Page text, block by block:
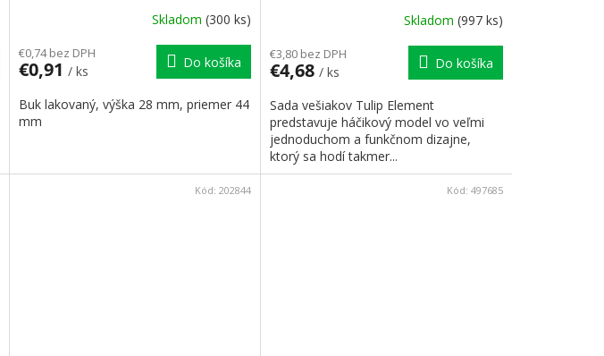
Skladom (300 ks)
€0,74 bez DPH
€0,91 / ks
Do košíka
Buk lakovaný, výška 28 mm, priemer 44
mm
Skladom (997 ks)
€3,80 bez DPH
€4,68 / ks
Do košíka
Sada vešiakov Tulip Element
predstavuje háčikový model vo veľmi
jednoduchom a funkčnom dizajne,
ktorý sa hodí takmer...
Kód: 202844 Kód: 497685